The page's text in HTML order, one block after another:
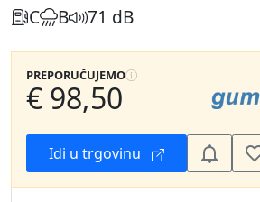
C B 71 dB
PREPORUČUJEMO
€ 98,50
Idi u trgovinu